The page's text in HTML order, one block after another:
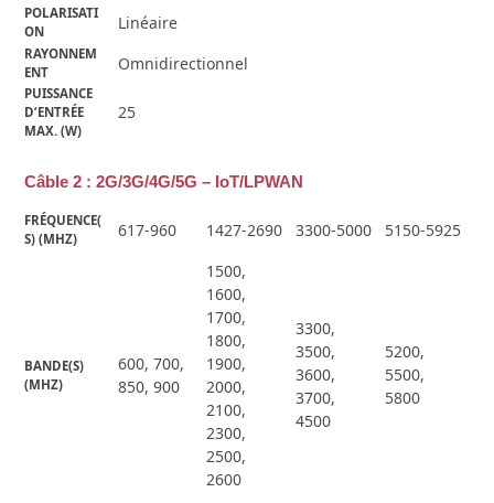
POLARISATI
ON
Linéaire
RAYONNEM
ENT
Omnidirectionnel
PUISSANCE
D’ENTRÉE
MAX. (W)
25
Câble 2 : 2G/3G/4G/5G – IoT/LPWAN
FRÉQUENCE(
S) (MHZ)
617-960 1427-2690 3300-5000 5150-5925
BANDE(S)
(MHZ)
600, 700,
850, 900
1500,
1600,
1700,
1800,
1900,
2000,
2100,
2300,
2500,
2600
3300,
3500,
3600,
3700,
4500
5200,
5500,
5800